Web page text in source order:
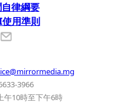
律綱要
使用準則
3966
午10時至下午6時